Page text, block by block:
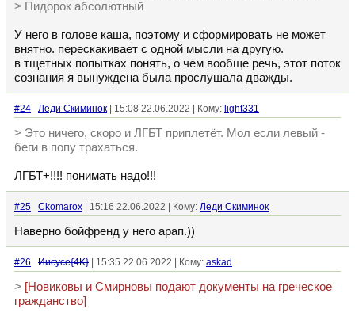
> Пидорок абсолютный
У него в голове каша, поэтому и сформировать не может
внятно. перескакивает с одной мысли на другую.
в тщетных попытках понять, о чем вообще речь, этот поток
сознания я вынуждена была прослушала дважды.
#24 Леди Скиминок | 15:08 22.06.2022 | Кому: light331
> Это ничего, скоро и ЛГБТ приплетёт. Мол если левый -
беги в попу трахаться.
ЛГБТ+!!!! понимать надо!!!
#25 Ckomarox | 15:16 22.06.2022 | Кому: Леди Скиминок
Наверно бойфренд у него арап.))
#26 Иисусе{4K} | 15:35 22.06.2022 | Кому: askad
> [Новиковы и Смирновы подают документы на греческое
гражданство]